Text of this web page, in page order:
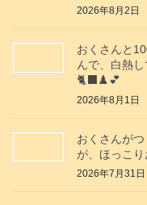
2026年8月2日
おくさんと
んで、白熱
🐈‍⬛♟️💕
2026年8月1日
おくさんが
が、ほっこ
2026年7月31日